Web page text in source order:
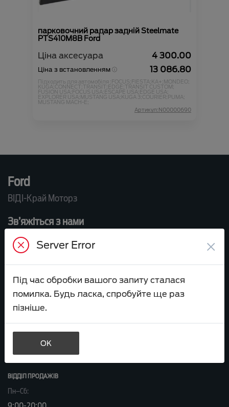
парковочний радар задній Steelmate
PTS410M8B Ford
Ціна аксесуара 4 300.00
Ціна з встановленням 13 086.80
Підходить для автомобіля :FOCUS;FIESTA;KA+;MONDEO;
KUGA;CONNECT;TRANSIT;EDGE;TRANSIT CUSTOM;
FUSION USA;FOCUS USA;ESCAPE USA;EDGE USA;
EXPLORER USA;MUSTANG USA;KUGA 3;COURIER;PUMA;
MUSTANG MACH-E;
Артикул:N00000690
Ford
ВІДІ-Край Моторз
Зв’яжіться з нами
ВІДДІЛ ПРОДАЖУ
+38 044 239 09 97
sales.cry-motors@vidi.ua
ВІДДІЛ СЕРВІСУ
+38 044 591 50 05
вул. Велика Кільцева, 60а
ВІДДІЛ ПРОДАЖІВ
Пн–Сб:
Server Error ×
Під час обробки вашого запиту сталася
помилка. Будь ласка, спробуйте ще раз
пізніше.
OK